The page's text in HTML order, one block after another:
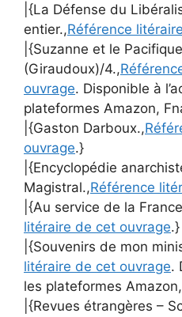
|{La Défense du
entier.,Référence
|{Suzanne et le Pacifique
(Giraudoux)/4.,
ouvrage. Disponible à
plateformes Amazon,
|{Gaston Darboux.,
ouvrage.}
|{Encyclopédie
Magistral.,Référence
|{Au service de la
litéraire de cet ouvrage.}
|{Souvenirs de mon
litéraire de cet ouvrage.
les plateformes
|{Revues étrangères –